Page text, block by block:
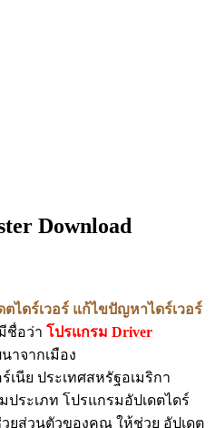
Download
ตไดร์เวอร์ แก้ไขปัญหาไดร์เวอร์
ชื่อว่า โปรแกรม Driver
จากเมือง
นีย ประเทศสหรัฐอเมริกา
ประเภท โปรแกรมอัปเดตไดร์
ยส่วนตัวของคุณ ให้ช่วย อัปเดต